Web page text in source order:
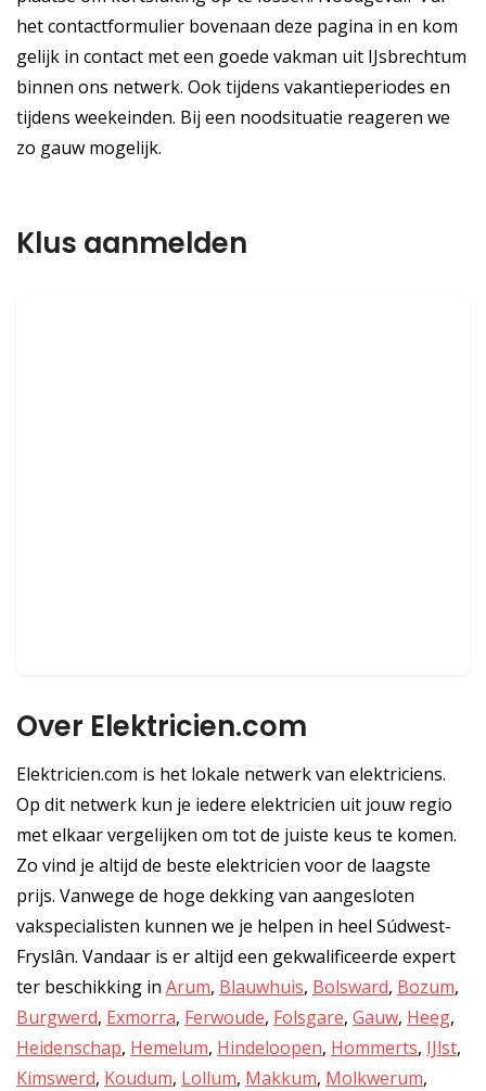
het contactformulier bovenaan deze pagina in en kom
gelijk in contact met een goede vakman uit IJsbrechtum
binnen ons netwerk. Ook tijdens vakantieperiodes en
tijdens weekeinden. Bij een noodsituatie reageren we
zo gauw mogelijk.
Klus aanmelden
Over Elektricien.com
Elektricien.com is het lokale netwerk van elektriciens.
Op dit netwerk kun je iedere elektricien uit jouw regio
met elkaar vergelijken om tot de juiste keus te komen.
Zo vind je altijd de beste elektricien voor de laagste
prijs. Vanwege de hoge dekking van aangesloten
vakspecialisten kunnen we je helpen in heel Súdwest-
Fryslân. Vandaar is er altijd een gekwalificeerde expert
ter beschikking in Arum, Blauwhuis, Bolsward, Bozum,
Burgwerd, Exmorra, Ferwoude, Folsgare, Gauw, Heeg,
Heidenschap, Hemelum, Hindeloopen, Hommerts, IJlst,
Kimswerd, Koudum, Lollum, Makkum, Molkwerum,